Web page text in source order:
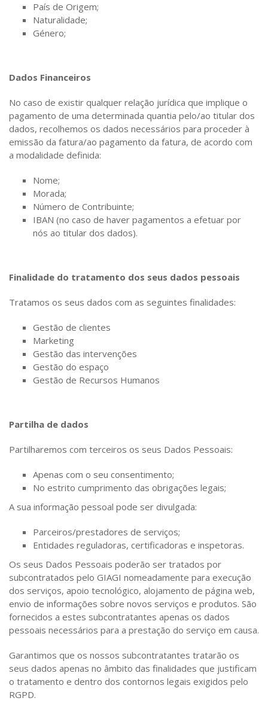
País de Origem;
Naturalidade;
Género;
Dados Financeiros
No caso de existir qualquer relação jurídica que implique o
pagamento de uma determinada quantia pelo/ao titular dos
dados, recolhemos os dados necessários para proceder à
emissão da fatura/ao pagamento da fatura, de acordo com
a modalidade definida:
Nome;
Morada;
Número de Contribuinte;
IBAN (no caso de haver pagamentos a efetuar por
nós ao titular dos dados).
Finalidade do tratamento dos seus dados pessoais
Tratamos os seus dados com as seguintes finalidades:
Gestão de clientes
Marketing
Gestão das intervenções
Gestão do espaço
Gestão de Recursos Humanos
Partilha de dados
Partilharemos com terceiros os seus Dados Pessoais:
Apenas com o seu consentimento;
No estrito cumprimento das obrigações legais;
A sua informação pessoal pode ser divulgada:
Parceiros/prestadores de serviços;
Entidades reguladoras, certificadoras e inspetoras.
Os seus Dados Pessoais poderão ser tratados por
subcontratados pelo GIAGI nomeadamente para execução
dos serviços, apoio tecnológico, alojamento de página web,
envio de informações sobre novos serviços e produtos. São
fornecidos a estes subcontratantes apenas os dados
pessoais necessários para a prestação do serviço em causa.
Garantimos que os nossos subcontratantes tratarão os
seus dados apenas no âmbito das finalidades que justificam
o tratamento e dentro dos contornos legais exigidos pelo
RGPD.